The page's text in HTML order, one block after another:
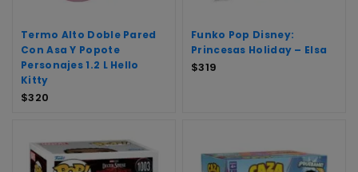
Termo Alto Doble Pared
Con Asa Y Popote
Personajes 1.2 L Hello
Kitty
$320
Funko Pop Disney:
Princesas Holiday – Elsa
$319